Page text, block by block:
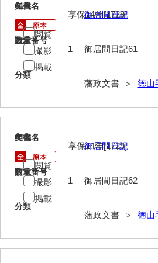
御年賀記
御道中日記
御門番御奉記
萩御留守中日記
61
文書名
御居間日記
請求番号
御居間日記61
分類
藩政文書 ＞ 徳山
年代
享保14年[1729]
数量
1
閲覧
撮影
掲載
62
文書名
御居間日記
請求番号
御居間日記62
分類
藩政文書 ＞ 徳山
年代
享保14年[1729]
数量
1
閲覧
撮影
掲載